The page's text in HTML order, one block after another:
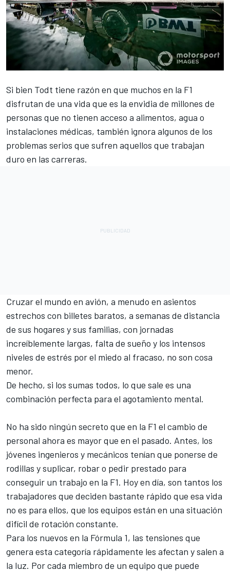
Si bien Todt tiene razón en que muchos en la F1
disfrutan de una vida que es la envidia de millones de
personas que no tienen acceso a alimentos, agua o
instalaciones médicas, también ignora algunos de los
problemas serios que sufren aquellos que trabajan
duro en las carreras.
Cruzar el mundo en avión, a menudo en asientos
estrechos con billetes baratos, a semanas de distancia
de sus hogares y sus familias, con jornadas
increíblemente largas, falta de sueño y los intensos
niveles de estrés por el miedo al fracaso, no son cosa
menor.
De hecho, si los sumas todos, lo que sale es una
combinación perfecta para el agotamiento mental.
No ha sido ningún secreto que en la F1 el cambio de
personal ahora es mayor que en el pasado. Antes, los
jóvenes ingenieros y mecánicos tenían que ponerse de
rodillas y suplicar, robar o pedir prestado para
conseguir un trabajo en la F1. Hoy en día, son tantos los
trabajadores que deciden bastante rápido que esa vida
no es para ellos, que los equipos están en una situación
difícil de rotación constante.
Para los nuevos en la Fórmula 1, las tensiones que
genera esta categoría rápidamente les afectan y salen a
la luz. Por cada miembro de un equipo que puede